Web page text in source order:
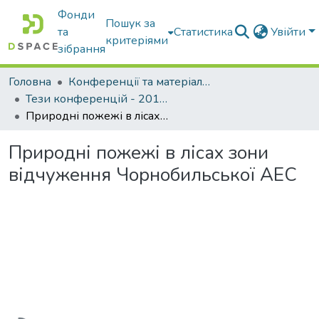
Фонди
та
зібрання
Пошук за
критеріями
Статистика Увійти
Головна
Конференції та матеріали конференцій
Тези конференцій - 2015 - 2018
Природні пожежі в лісах зони відчуження Чорнобильської АЕС
Природні пожежі в лісах зони
відчуження Чорнобильської АЕС
Вантажиться...